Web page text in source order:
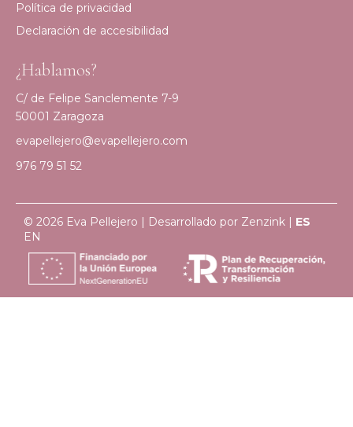
Política de privacidad
Declaración de accesibilidad
¿Hablamos?
C/ de Felipe Sanclemente 7-9
50001 Zaragoza
evapellejero@evapellejero.com
976 79 51 52
© 2026 Eva Pellejero | Desarrollado por Zenzink | ES
EN